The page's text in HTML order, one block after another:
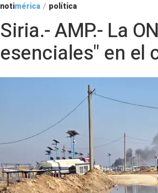
notimérica / política
Siria.- AMP.- La
esenciales" en el